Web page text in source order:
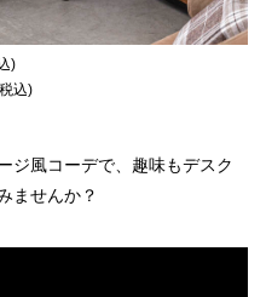
)
込)
ジ風コーデで、趣味もデスク
ませんか？